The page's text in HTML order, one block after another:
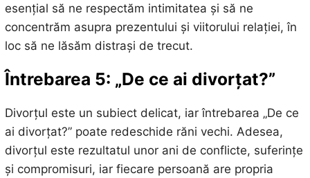
esențial să ne respectăm intimitatea și să ne
concentrăm asupra prezentului și viitorului relației, în
loc să ne lăsăm distrași de trecut.
Întrebarea 5: „De ce ai divorțat?”
Divorțul este un subiect delicat, iar întrebarea „De ce
ai divorțat?” poate redeschide răni vechi. Adesea,
divorțul este rezultatul unor ani de conflicte, suferințe
și compromisuri, iar fiecare persoană are propria